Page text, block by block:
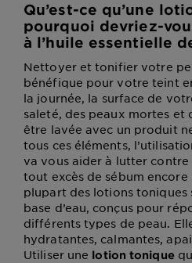
Qu’est-ce qu’une
pourquoi devriez-
à l’huile essentielle
Nettoyer et tonifier votre
bénéfique pour votre teint
la journée, la surface de
saleté, des peaux mortes et
être lavée avec un produit
tous ces éléments,
va vous aider à lutter contre
tout excès de sébum encore
plupart des lotions toniques
base d’eau, conçus pour
différents types de peau.
hydratantes, calmantes,
Utiliser une lotion tonique